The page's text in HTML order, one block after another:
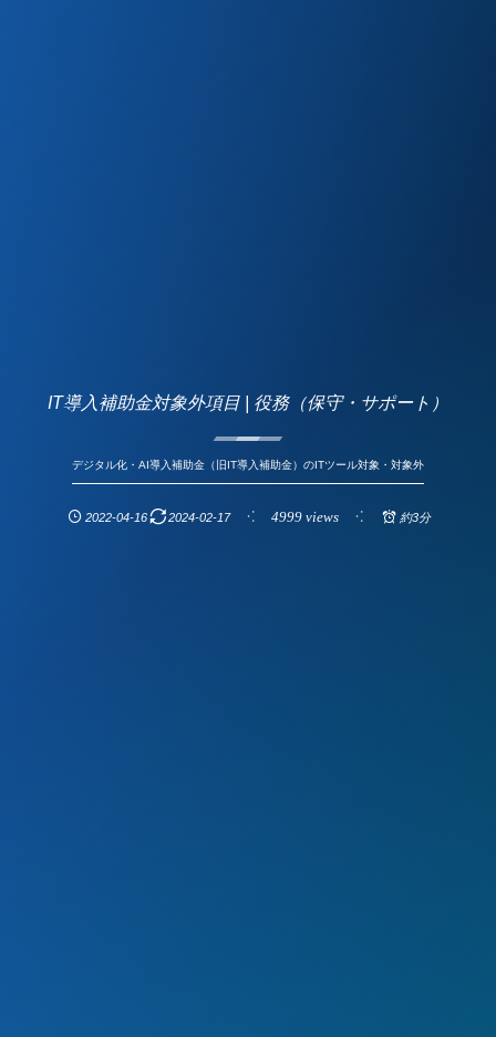
IT導入補助金対象外項目 | 役務（保守・サポート）
デジタル化・AI導入補助金（旧IT導入補助金）のITツール対象・対象外
2022-04-16 2024-02-17 4999 views 約3分